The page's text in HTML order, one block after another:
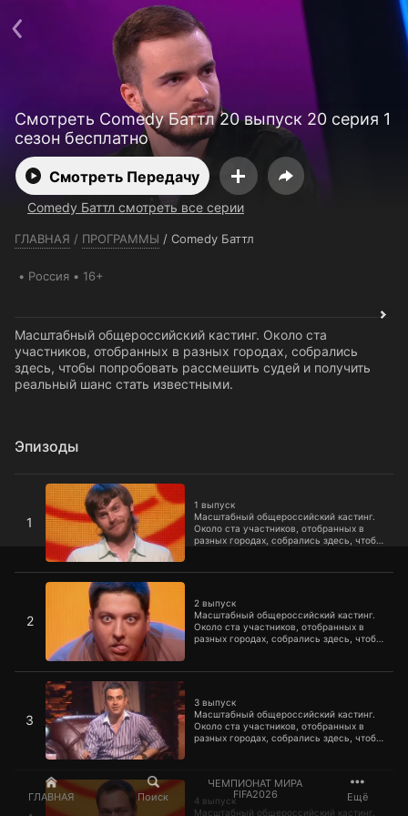
ГЛАВНАЯ Поиск
ЧЕМПИОНАТ МИРА
FIFA2026
Ещё
Смотреть Comedy Баттл 20 выпуск 20 серия 1
сезон бесплатно
Смотреть Передачу
Comedy Баттл смотреть все серии
ГЛАВНАЯ / ПРОГРАММЫ / Comedy Баттл
Россия 16+
Масштабный общероссийский кастинг. Около ста
участников, отобранных в разных городах, собрались
здесь, чтобы попробовать рассмешить судей и получить
реальный шанс стать известными.
Эпизоды
1
1 выпуск
Масштабный общероссийский кастинг.
Около ста участников, отобранных в
разных городах, собрались здесь, чтобы
известными.
1 выпуск
2
2 выпуск
Масштабный общероссийский кастинг.
Около ста участников, отобранных в
разных городах, собрались здесь, чтобы
известными.
2 выпуск
3
3 выпуск
Масштабный общероссийский кастинг.
Около ста участников, отобранных в
разных городах, собрались здесь, чтобы
3 выпуск
4 выпуск
Масштабный общероссийский кастинг.
4 выпуск
+7 (727) 323 10 92
Пользовательское соглашение
Политика конфиденциальности
Открыть приложение